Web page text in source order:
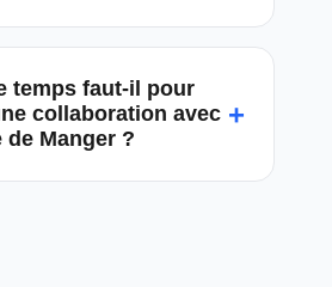
temps faut-il pour
collaboration avec
de Manger ?
+